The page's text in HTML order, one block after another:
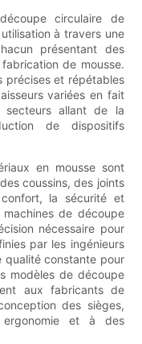
circulaire de
à travers une
présentant des
de mousse.
précises et répétables
variées en fait
secteurs allant de la
de dispositifs
en mousse sont
coussins, des joints
la sécurité et
de découpe
nécessaire pour
par les ingénieurs
qualité constante pour
modèles de découpe
aux fabricants de
des sièges,
et à des